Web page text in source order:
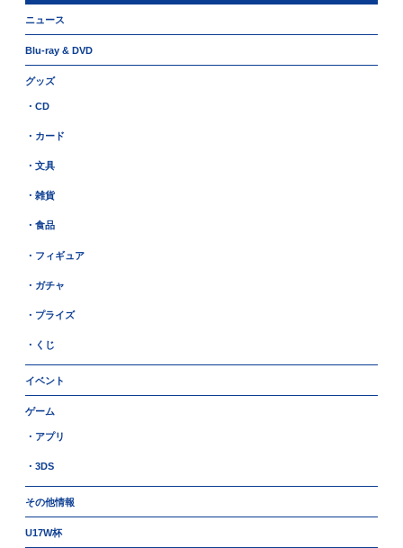
ニュース
Blu-ray & DVD
グッズ
・CD
・カード
・文具
・雑貨
・食品
・フィギュア
・ガチャ
・プライズ
・くじ
イベント
ゲーム
・アプリ
・3DS
その他情報
U17W杯